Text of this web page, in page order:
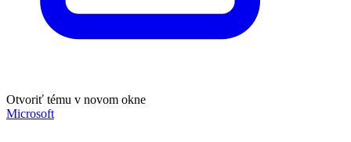
Otvoriť tému v novom okne
Microsoft